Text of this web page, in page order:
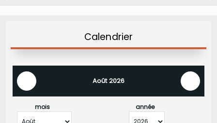
Calendrier
Août 2026
mois année